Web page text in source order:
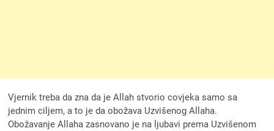
Vjernik treba da zna da je Allah stvorio covjeka samo sa
jednim ciljem, a to je da obožava Uzvišenog Allaha.
Obožavanje Allaha zasnovano je na ljubavi prema Uzvišenom